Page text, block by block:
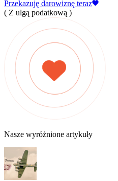
Przekazuję darowiznę teraz
( Z ulgą podatkową )
Nasze wyróżnione artykuły